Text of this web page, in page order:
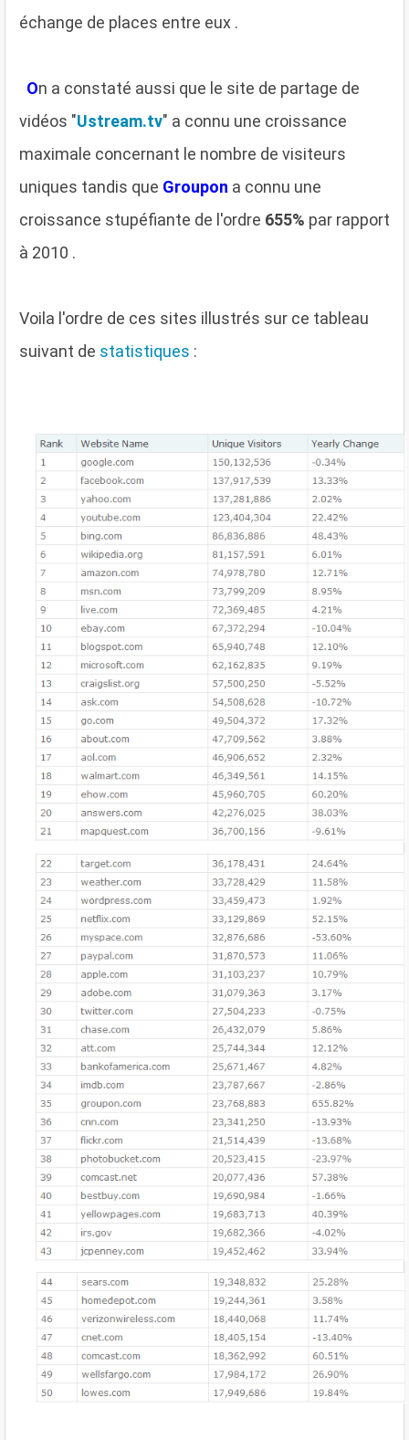
échange de places entre eux .
On a constaté aussi que le site de partage de
vidéos "Ustream.tv" a connu une croissance
maximale concernant le nombre de visiteurs
uniques tandis que Groupon a connu une
croissance stupéfiante de l'ordre 655% par rapport
à 2010 .
Voila l'ordre de ces sites illustrés sur ce tableau
suivant de statistiques :